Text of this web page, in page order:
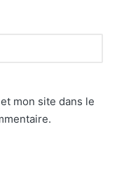
mon site dans le